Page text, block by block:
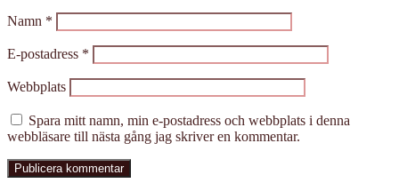
Namn *
E-postadress *
Webbplats
Spara mitt namn, min e-postadress och webbplats i denna
webbläsare till nästa gång jag skriver en kommentar.